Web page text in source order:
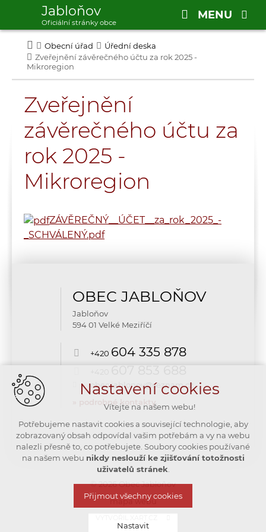
Obecní úřad
Úřední deska
Zveřejnění závěrečného účtu za rok 2025 -
Mikroregion
Zveřejnění
závěrečného účtu za
rok 2025 -
Mikroregion
ZÁVĚREČNÝ__ÚČET__za_rok_2025_-
_SCHVÁLENÝ.pdf
OBEC JABLOŇOV
Jabloňov
594 01 Velké Meziříčí
+420 604 335 878
obec.jablonov@seznam.cz
» podrobné kontakty
© 2026 Obec Jabloňov
mapa webu
Jabloňov
Oficiální stránky obce
MENU
Nastavení cookies
Vítejte na našem webu!
Potřebujeme nastavit cookies a související technologie, aby
zobrazovaný obsah odpovídal vašim potřebám a vy na webu
nalezli přesně to, co potřebujete. Soubory cookies používané
na našem webu nikdy neslouží ke zjišťování totožnosti
uživatelů stránek
Přijmout všechny cookies
Nastavit